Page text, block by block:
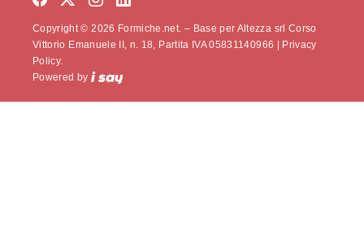
Copyright © 2026 Formiche.net. – Base per Altezza srl Corso
Vittorio Emanuele II, n. 18, Partita IVA 05831140966 |
Privacy
Policy.
Powered by